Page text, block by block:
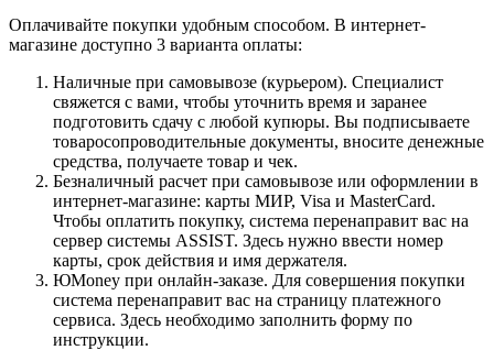
Оплачивайте покупки удобным способом. В интернет-
магазине доступно 3 варианта оплаты:
Наличные при самовывозе (курьером). Специалист
свяжется с вами, чтобы уточнить время и заранее
подготовить сдачу с любой купюры. Вы подписываете
товаросопроводительные документы, вносите денежные
средства, получаете товар и чек.
Безналичный расчет при самовывозе или оформлении в
интернет-магазине: карты МИР, Visa и MasterCard.
Чтобы оплатить покупку, система перенаправит вас на
сервер системы ASSIST. Здесь нужно ввести номер
карты, срок действия и имя держателя.
ЮMoney при онлайн-заказе. Для совершения покупки
система перенаправит вас на страницу платежного
сервиса. Здесь необходимо заполнить форму по
инструкции.